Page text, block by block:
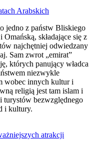
Arabskich
jedno z państw Bliskiego
składające się z
najchętniej odwiedzany
Sam zwrot „emirat”
których panujący władca
niezwykle
wobec innych kultur i
religią jest tam islam i
turystów bezwzględnego
i kultury.
atrakcji